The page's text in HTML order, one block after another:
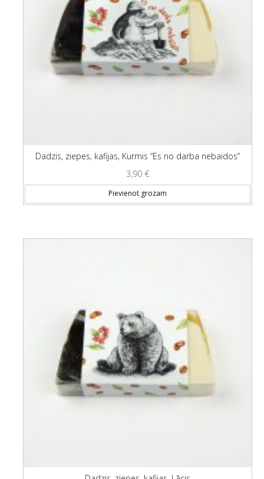
Dadzis, ziepes, kafijas, Kurmis “Es no darba nebaidos”
3,90 €
Pievienot grozam